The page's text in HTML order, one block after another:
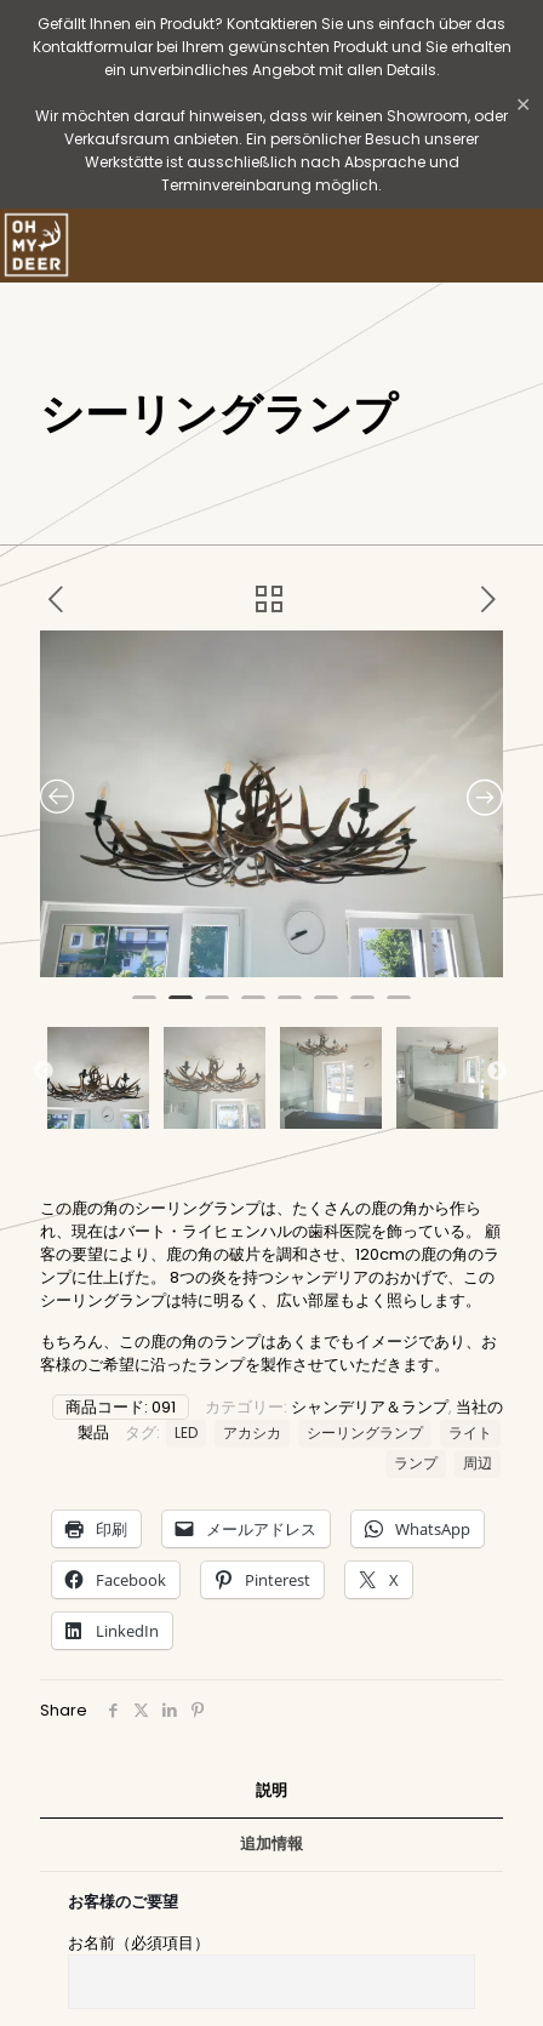
Gefällt Ihnen ein Produkt? Kontaktieren Sie uns einfach über das
Kontaktformular bei Ihrem gewünschten Produkt und Sie erhalten
ein unverbindliches Angebot mit allen Details.
Wir möchten darauf hinweisen, dass wir keinen Showroom, oder
Verkaufsraum anbieten. Ein persönlicher Besuch unserer
Werkstätte ist ausschließlich nach Absprache und
Terminvereinbarung möglich.
✕
シーリングランプ
この鹿の角のシーリングランプは、たくさんの鹿の角から作ら
れ、現在はバート・ライヒェンハルの歯科医院を飾っている。 顧
客の要望により、鹿の角の破片を調和させ、120cmの鹿の角のラ
ンプに仕上げた。 8つの炎を持つシャンデリアのおかげで、この
シーリングランプは特に明るく、広い部屋もよく照らします。
もちろん、この鹿の角のランプはあくまでもイメージであり、お
客様のご希望に沿ったランプを製作させていただきます。
商品コード: 091 カテゴリー: シャンデリア＆ランプ, 当社の
製品
タグ: LED アカシカ シーリングランプ
ライト
ランプ
周辺
印刷 メールアドレス WhatsApp
Facebook Pinterest X
LinkedIn
Share
説明
追加情報
お客様のご要望
お名前（必須項目）